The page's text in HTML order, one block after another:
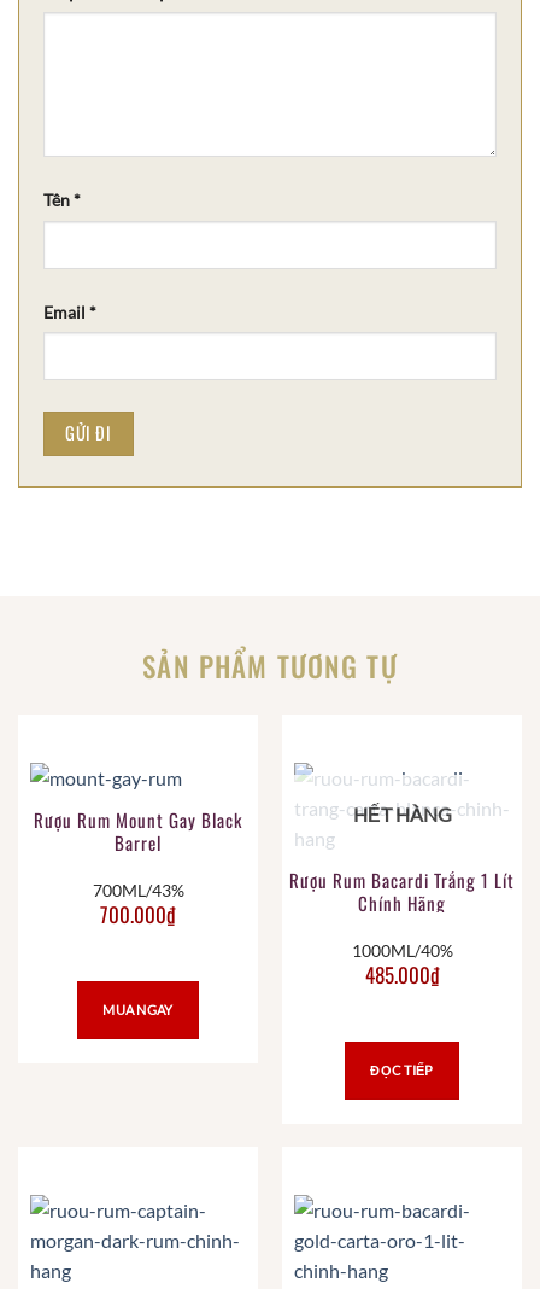
Tên*
Email *
SẢN PHẨM TƯƠNG TỰ
Rượu Rum Mount Gay Black
Barrel
700ML/43%
700.000₫
MUA NGAY
HẾT HÀNG
Rượu Rum Bacardi Trắng 1 Lít
Chính Hãng
1000ML/40%
485.000₫
ĐỌC TIẾP